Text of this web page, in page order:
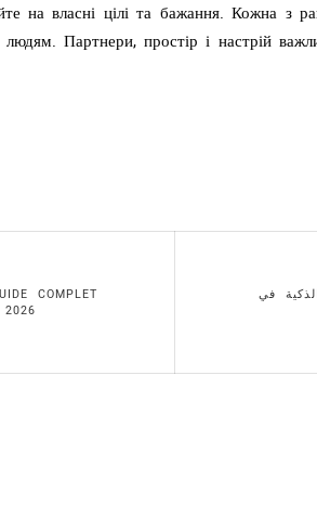
на власні цілі та бажання. Кожна з
Партнери, простір і настрій
COMPLET
2026
في